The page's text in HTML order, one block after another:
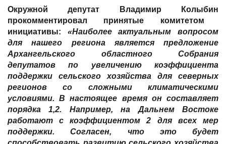
Окружной депутат
Владимир Колыбин
прокомментировал принятые комитетом
инициативы: «Наиболее актуальным вопросом
для нашего региона является предложение
Архангельского областного Собрания
депутатов по увеличению коэффициента
поддержки сельского хозяйства для северных
регионов со сложными климатическими
условиями. В настоящее время он составляет
порядка 1,2. Например, на Дальнем Востоке
работают с коэффициентом 2 для всех мер
поддержки. Согласен, что это будет